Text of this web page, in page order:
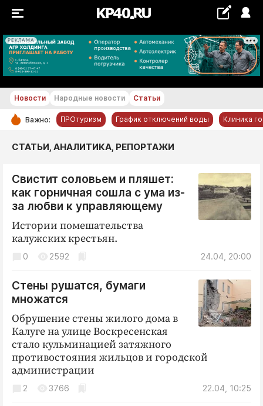
РЕКЛАМА
+22...+23 °С
РУБРИКИ
Новости компаний
Статьи
Авто и транспорт
Благоустройство
Культура
Недвижимость и ЖКХ
Образование
Общество
Погода
Праздники
Происшествия
Новости Народные новости Статьи
Важно: ПРОтуризм График отключений воды Клиника
СТАТЬИ, АНАЛИТИКА, РЕПОРТАЖИ
Свистит соловьем и пляшет:
как горничная сошла с ума из-
за любви к управляющему
Истории помешательства
калужских крестьян.
24.04, 20:00
0 2592
Стены рушатся, бумаги
множатся
Обрушение стены жилого дома в
Калуге на улице Воскресенская
стало кульминацией затяжного
противостояния жильцов и городской
администрации
22.04, 10:25
2 3766